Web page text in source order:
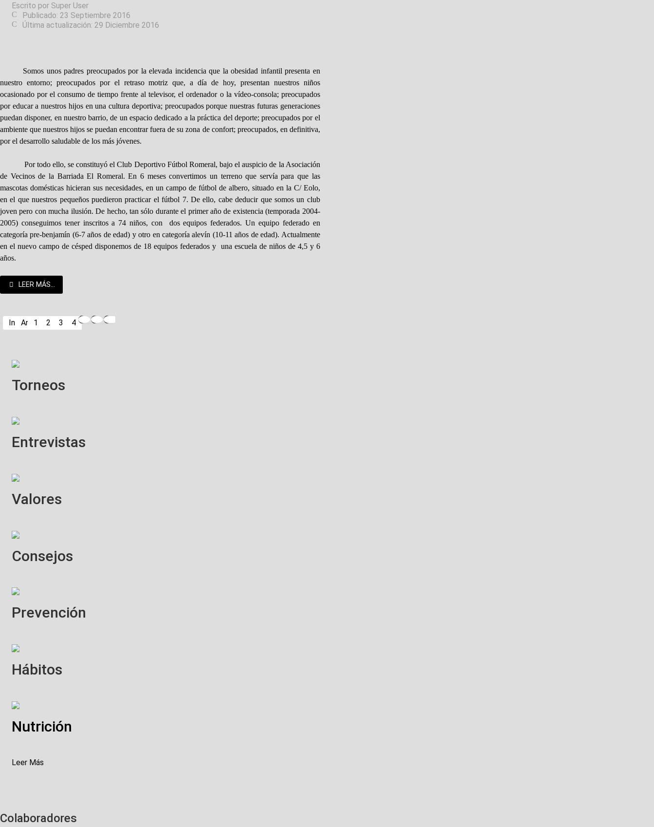
Escrito por Super User
Publicado: 23 Septiembre 2016
Última actualización: 29 Diciembre 2016
Somos unos padres preocupados por la elevada incidencia que la obesidad infantil presenta en
nuestro entorno; preocupados por el retraso motriz que, a día de hoy, presentan nuestros niños
ocasionado por el consumo de tiempo frente al televisor, el ordenador o la vídeo-consola; preocupados
por educar a nuestros hijos en una cultura deportiva; preocupados porque nuestras futuras generaciones
puedan disponer, en nuestro barrio, de un espacio dedicado a la práctica del deporte; preocupados por el
ambiente que nuestros hijos se puedan encontrar fuera de su zona de confort; preocupados, en definitiva,
por el desarrollo saludable de los más jóvenes.
Por todo ello, se constituyó el Club Deportivo Fútbol Romeral, bajo el auspicio de la Asociación
de Vecinos de la Barriada El Romeral. En 6 meses convertimos un terreno que servía para que las
mascotas domésticas hicieran sus necesidades, en un campo de fútbol de albero, situado en la C/ Eolo,
en el que nuestros pequeños puedieron practicar el fútbol 7. De ello, cabe deducir que somos un club
joven pero con mucha ilusión. De hecho, tan sólo durante el primer año de existencia (temporada 2004-
2005) conseguimos tener inscritos a 74 niños, con
dos equipos federados. Un equipo federado en
categoría pre-benjamín (6-7 años de edad) y otro en categoría alevín (10-11 años de edad). Actualmente
en el nuevo campo de césped disponemos de 18 equipos federados y una escuela de niños de 4,5 y 6
años.
LEER MÁS...
InicioAnterior
1 2 3 4
Torneos
Entrevistas
Valores
Consejos
Prevención
Hábitos
Nutrición
Leer Más
Colaboradores